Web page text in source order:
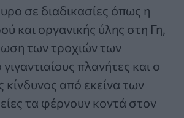
σε διαδικασίες όπως η
και οργανικής ύλης στη Γη,
των τροχιών των
πλανήτες και ο
κίνδυνος από εκείνα των
τα φέρνουν κοντά στον